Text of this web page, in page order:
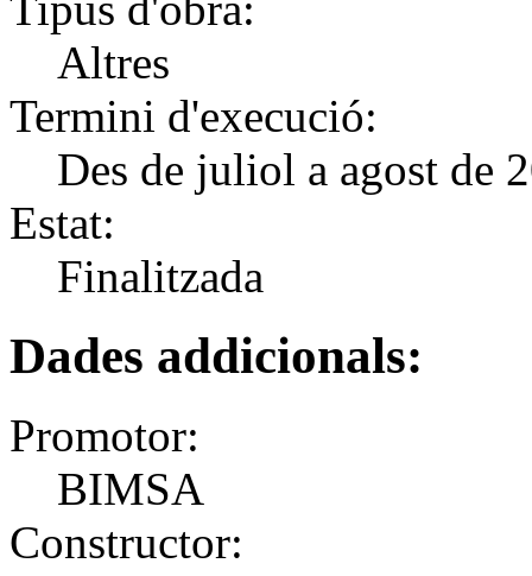
Altres
Termini d'execució:
Des de juliol a agost de
Estat:
Finalitzada
Dades addicionals:
Promotor:
BIMSA
Constructor: